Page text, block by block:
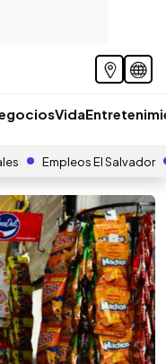
Vida
Empleos El Salvador